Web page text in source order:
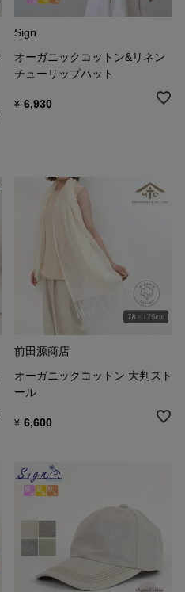
Sign
オーガニックコットン&リネン
チューリップハット
¥ 6,930
前田源商店
オーガニックコットン 大判スト
ール
¥ 6,600